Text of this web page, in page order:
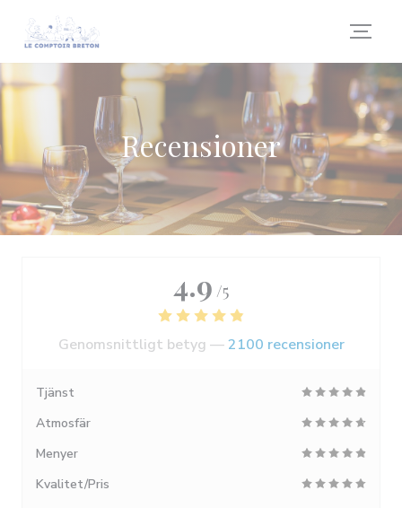
Recensioner
4.9 /5
Genomsnittligt betyg —2100 recensioner
Tjänst
Atmosfär
Menyer
Kvalitet/Pris